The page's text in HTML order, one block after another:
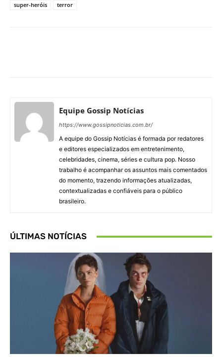
super-heróis
terror
Equipe Gossip Notícias
https://www.gossipnoticias.com.br/
A equipe do Gossip Notícias é formada por redatores
e editores especializados em entretenimento,
celebridades, cinema, séries e cultura pop. Nosso
trabalho é acompanhar os assuntos mais comentados
do momento, trazendo informações atualizadas,
contextualizadas e confiáveis para o público
brasileiro.
ÚLTIMAS NOTÍCIAS